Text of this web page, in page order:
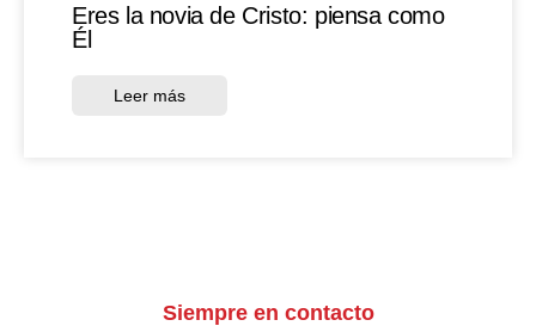
Eres la novia de Cristo: piensa como
Él
Leer más
Siempre en contacto